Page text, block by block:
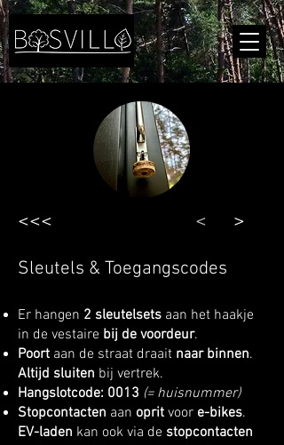
<<< < >
Sleutels & Toegangscodes
Er hangen 2 sleutelsets aan het haakje
in de vestaire bij de voordeur.
Poort aan de straat draait naar binnen.
Altijd sluiten bij vertrek.
Hangslotcode: 0013 (= huisnummer)
Stopcontacten aan oprit voor e-bikes.
EV-laden kan ook via de stopcontacten